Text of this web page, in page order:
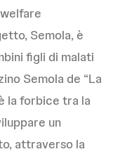
Semola, è
figli di malati
Semola de “La
la forbice tra la
un
attraverso la